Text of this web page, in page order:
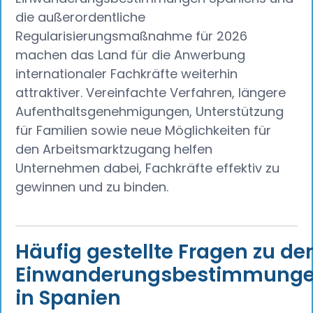
die außerordentliche
Regularisierungsmaßnahme für 2026
machen das Land für die Anwerbung
internationaler Fachkräfte weiterhin
attraktiver. Vereinfachte Verfahren, längere
Aufenthaltsgenehmigungen, Unterstützung
für Familien sowie neue Möglichkeiten für
den Arbeitsmarktzugang helfen
Unternehmen dabei, Fachkräfte effektiv zu
gewinnen und zu binden.
Häufig gestellte Fragen zu
in Spanien